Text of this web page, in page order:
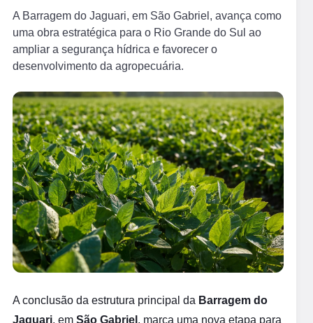
A Barragem do Jaguari, em São Gabriel, avança como
uma obra estratégica para o Rio Grande do Sul ao
ampliar a segurança hídrica e favorecer o
desenvolvimento da agropecuária.
A conclusão da estrutura principal da Barragem do
Jaguari, em São Gabriel , marca uma nova etapa para